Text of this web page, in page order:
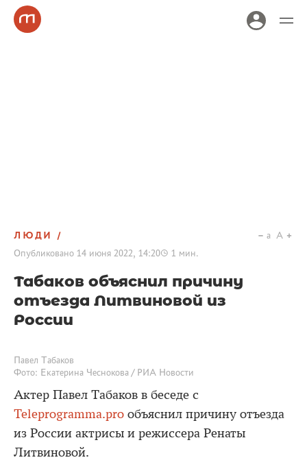
ЛЮДИ
Опубликовано 14 июня 2022, 14:20 1 мин.
a A
Табаков объяснил причину
отъезда Литвиновой из
России
Павел Табаков
Фото: Екатерина Чеснокова / РИА Новости
Актер Павел Табаков в беседе с
Teleprogramma.pro объяснил причину отъезда
из России актрисы и режиссера Ренаты
Литвиновой.